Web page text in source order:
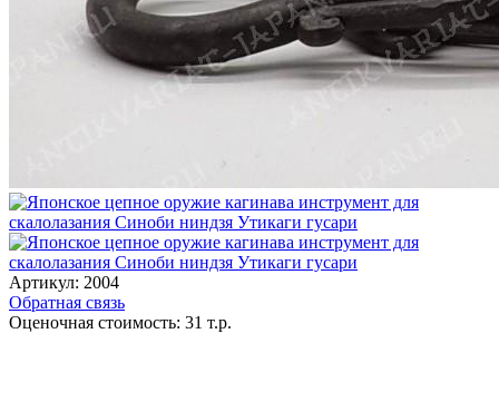
Артикул: 2004
Обратная связь
Оценочная стоимость: 31 т.р.